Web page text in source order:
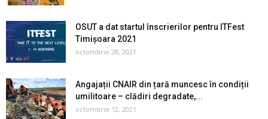
OSUT a dat startul înscrierilor pentru ITFest
Timișoara 2021
octombrie 28, 2021
Angajații CNAIR din țară muncesc în condiții
umilitoare – clădiri degradate,...
octombrie 12, 2021